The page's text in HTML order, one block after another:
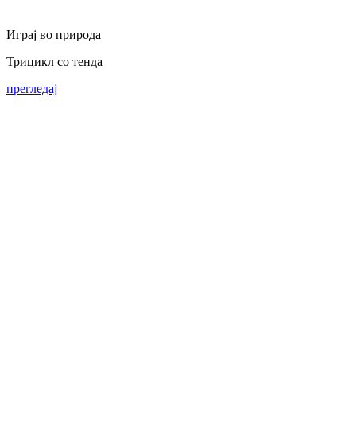
Играј во природа
Трицикл со тенда
прегледај